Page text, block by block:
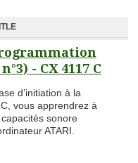
- CX 4117 C
d’initiation à la
vous apprendrez à
sonore
ATARI.